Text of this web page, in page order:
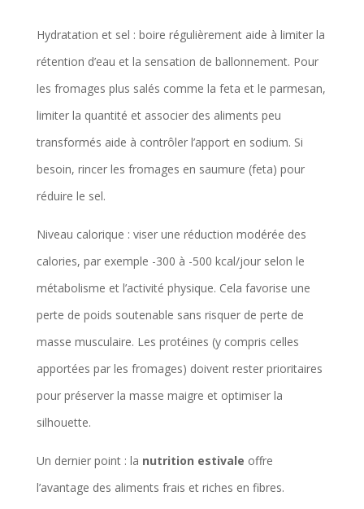
Hydratation et sel : boire régulièrement aide à limiter la
rétention d’eau et la sensation de ballonnement. Pour
les fromages plus salés comme la feta et le parmesan,
limiter la quantité et associer des aliments peu
transformés aide à contrôler l’apport en sodium. Si
besoin, rincer les fromages en saumure (feta) pour
réduire le sel.
Niveau calorique : viser une réduction modérée des
calories, par exemple -300 à -500 kcal/jour selon le
métabolisme et l’activité physique. Cela favorise une
perte de poids soutenable sans risquer de perte de
masse musculaire. Les protéines (y compris celles
apportées par les fromages) doivent rester prioritaires
pour préserver la masse maigre et optimiser la
silhouette.
Un dernier point : la nutrition estivale offre
l’avantage des aliments frais et riches en fibres.